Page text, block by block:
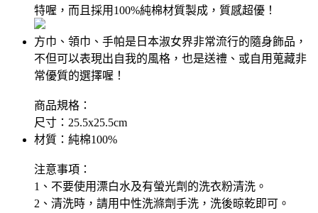
特喔，而且採用100%純棉材質製成，質感超優！
方巾、領巾、手帕是日本淑女界非常流行的隨身飾品，
不但可以表現出自我的風格，也是送禮、或自用蒐藏非
常優質的選擇喔！
商品規格：
尺寸：25.5x25.5cm
材質：純棉100%
注意事項：
1、不要使用漂白水及有螢光劑的洗衣粉清洗。
2、清洗時，請用中性洗滌劑手洗，洗後晾乾即可。